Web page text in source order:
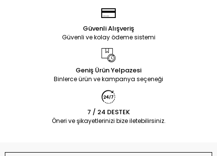
Güvenli Alışveriş
Güvenli ve kolay ödeme sistemi
Geniş Ürün Yelpazesi
Binlerce ürün ve kampanya seçeneği
7 / 24 DESTEK
Öneri ve şikayetlerinizi bize iletebilirsiniz.